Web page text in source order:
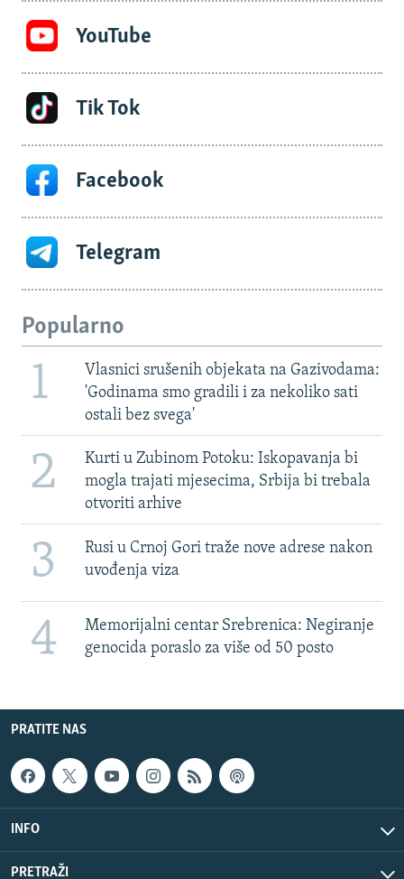
YouTube
Tik Tok
Facebook
Telegram
Popularno
1
Vlasnici srušenih objekata na Gazivodama:
'Godinama smo gradili i za nekoliko sati
ostali bez svega'
2
Kurti u Zubinom Potoku: Iskopavanja bi
mogla trajati mjesecima, Srbija bi trebala
otvoriti arhive
3
Rusi u Crnoj Gori traže nove adrese nakon
uvođenja viza
4
Memorijalni centar Srebrenica: Negiranje
genocida poraslo za više od 50 posto
PRATITE NAS
INFO
PRETRAŽI